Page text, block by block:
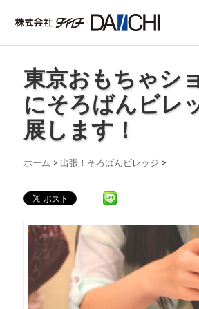
東京おもちゃシ
にそろばんビレ
展します！
ホーム > 出張！そろばんビレッジ >